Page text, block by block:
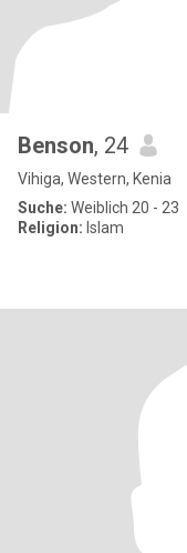
Benson, 24
Vihiga, Western, Kenia
Suche: Weiblich 20 - 23
Religion: Islam